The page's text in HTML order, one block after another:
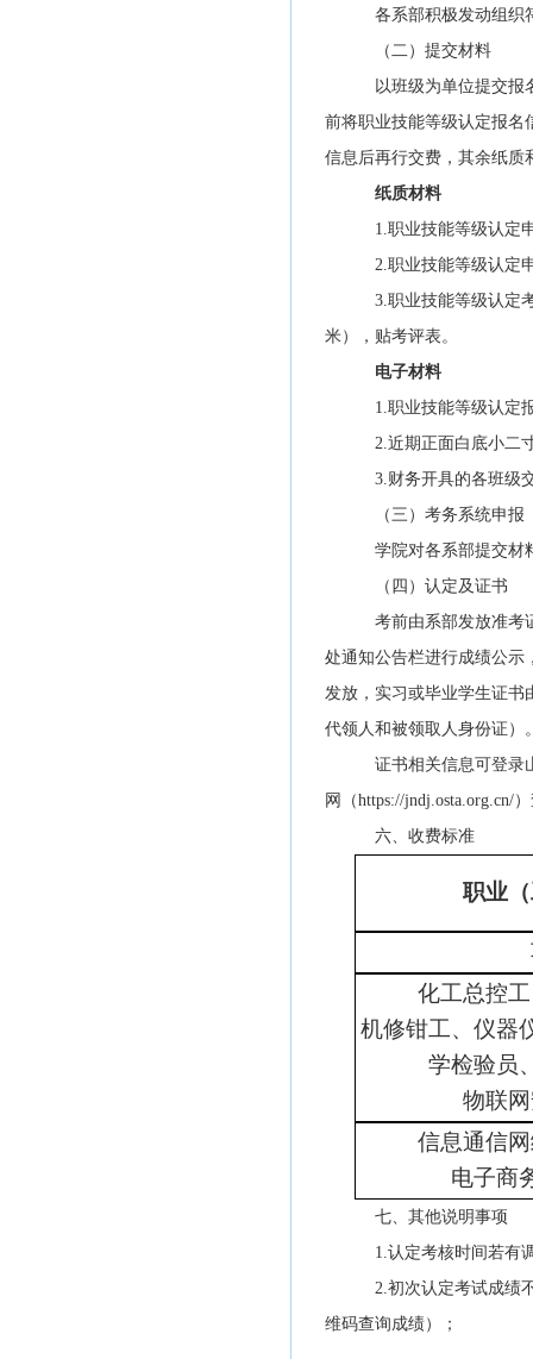
各系部积极发动组织
（二）提交材料
以班级为单位提交报
前将职业技能等级认定报名
信息后再行交费，其余纸质
纸质材料
1.职业技能等级认定
2.职业技能等级认定
3.职业技能等级认定
米），贴考评表。
电子材料
1.职业技能等级认定
2.近期正面白底小二
3.财务开具的各班级
（三）考务系统申报
学院对各系部提交材
（四）认定及证书
考前由系部发放准考
处通知公告栏进行成绩公示
发放，实习或毕业学生证书
代领人和被领取人身份证）
证书相关信息可登录
网（https://jndj.osta.org.cn/
六、收费标准
职业
化工总控
机修钳工、仪器
学检验员
物联
信息通信
电子商
七、其他说明事项
1.认定考核时间若有
2.初次认定考试成绩
维码查询成绩）；